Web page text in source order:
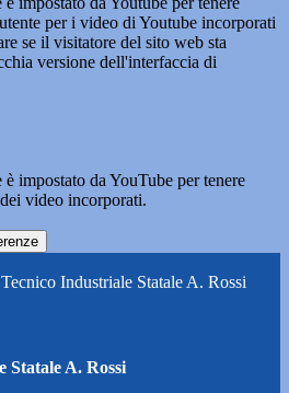
per i video di Youtube incorporati
se il visitatore del sito web sta
versione dell'interfaccia di
impostato da YouTube per tenere
video incorporati.
Industriale Statale A. Rossi
Statale A. Rossi